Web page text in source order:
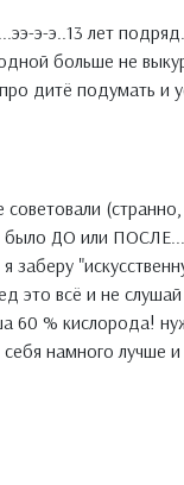
э-э..13 лет
больше не
дитё подумать и
было ДО или
заберу
это всё и не
60 % кислорода!
намного лучше